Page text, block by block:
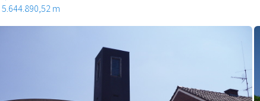
m